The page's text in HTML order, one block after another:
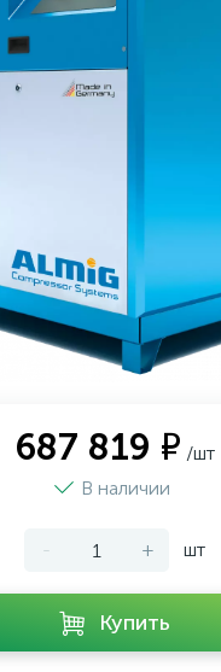
687 819 ₽ /шт
В наличии
- + шт
Купить